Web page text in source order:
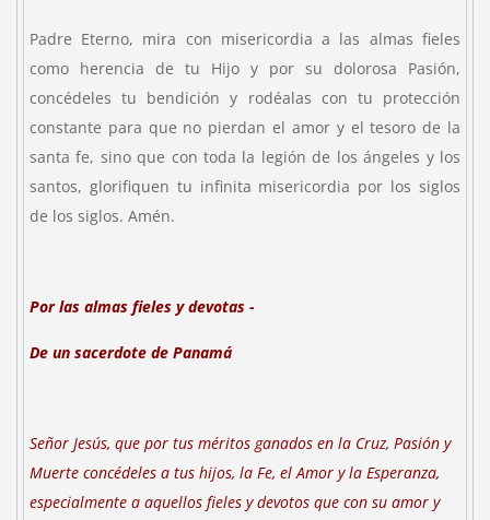
Padre Eterno, mira con misericordia a las almas fieles
como herencia de tu Hijo y por su dolorosa Pasión,
concédeles tu bendición y rodéalas con tu protección
constante para que no pierdan el amor y el tesoro de la
santa fe, sino que con toda la legión de los ángeles y los
santos, glorifiquen tu infinita misericordia por los siglos
de los siglos. Amén.
Por las almas fieles y devotas -
De un sacerdote de Panamá
Señor Jesús, que por tus méritos ganados en la Cruz, Pasión y
Muerte concédeles a tus hijos, la Fe, el Amor y la Esperanza,
especialmente a aquellos fieles y devotos que con su amor y